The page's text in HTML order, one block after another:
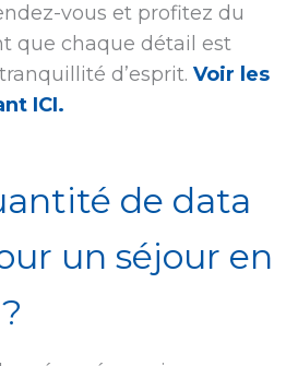
vous et profitez du
que chaque détail est
d’esprit. Voir les
ICI.
de data
un séjour en